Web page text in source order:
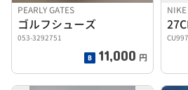
PEARLY GATES
ゴルフシューズ
053-3292751
11,000 円
NIKE